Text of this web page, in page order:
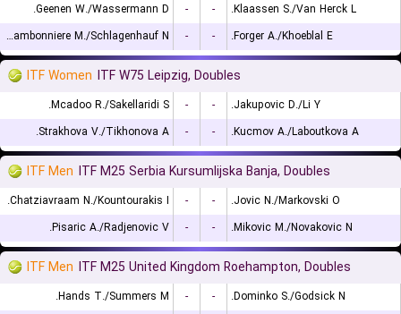
Geenen W./Wassermann D. - -
Klaassen S./Van Herck L.
Chambonniere M./Schlagenhauf N.
- - Forger A./Khoeblal E.
ITF Women ITF W75 Leipzig, Doubles
Mcadoo R./Sakellaridi S. - -
Jakupovic D./Li Y.
Strakhova V./Tikhonova A.
- - Kucmov A./Laboutkova A.
ITF Men ITF M25 Serbia Kursumlijska Banja, Doubles
Chatziavraam N./Kountourakis I. - -
Jovic N./Markovski O.
Pisaric A./Radjenovic V.
- - Mikovic M./Novakovic N.
ITF Men ITF M25 United Kingdom Roehampton, Doubles
Hands T./Summers M. - -
Dominko S./Godsick N.